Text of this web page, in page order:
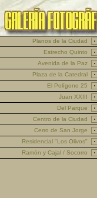
Planos de la Ciudad
Estrecho Quinto
Avenida de la Paz
Plaza de la Catedral
El Polígono 25
Juan XXIII
Del Parque
Centro de la Ciudad
Cerro de San Jorge
Residencial "Los Olivos"
Ramón y Cajal / Socorro
Hit Counter